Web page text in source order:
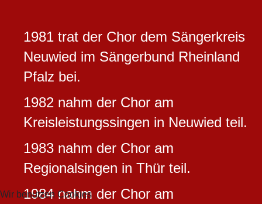
1981 trat der Chor dem Sängerkreis
Neuwied im Sängerbund Rheinland
Pfalz bei.
1982 nahm der Chor am
Kreisleistungssingen in Neuwied teil.
1983 nahm der Chor am
Regionalsingen in Thür teil.
1984 nahm der Chor am
Wir benutzen Cookies